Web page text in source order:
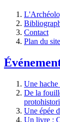
Contact
Plan du site
Une
De la
Une épée
Un livre :